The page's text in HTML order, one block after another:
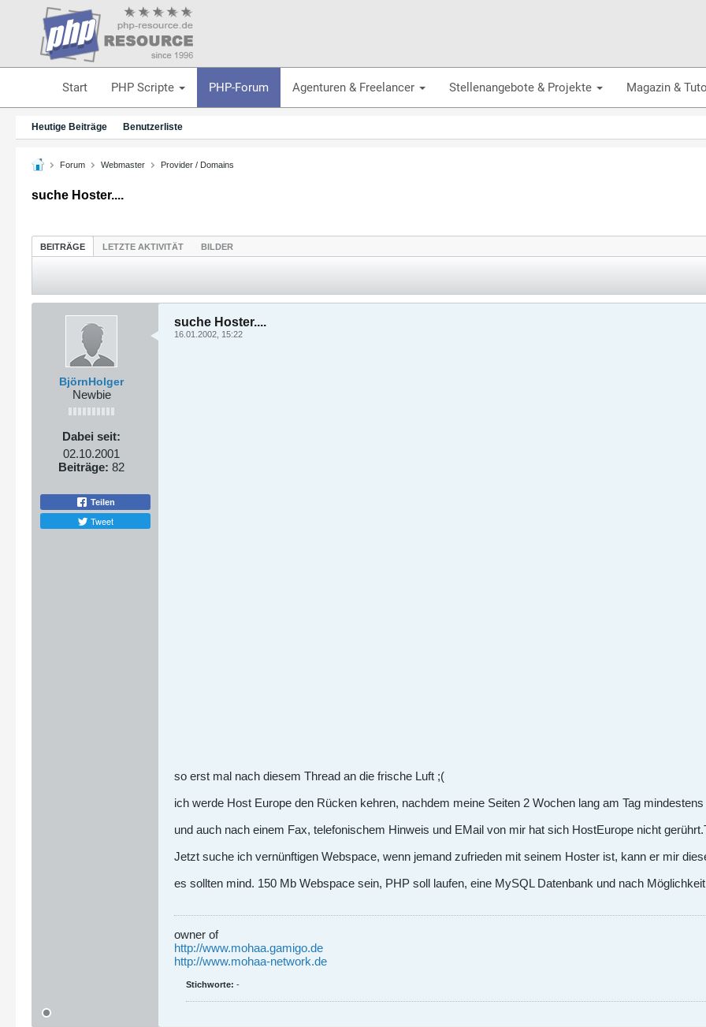
Start PHP Scripte PHP-Forum Agenturen & Freelancer Stellenangebote & Projekte Magazin &
Heutige Beiträge Benutzerliste
Forum Webmaster Provider / Domains
suche Hoster....
BEITRÄGE LETZTE AKTIVITÄT BILDER
BjörnHolger
Newbie
Dabei seit:
02.10.2001
Beiträge: 82
Teilen
Tweet
suche Hoster....
16.01.2002, 15:22
so erst mal nach diesem Thread an die frische Luft ;(
ich werde Host Europe den Rücken kehren, nachdem meine Seiten 2 Wochen lang am Tag
und auch nach einem Fax, telefonischem Hinweis und EMail von mir hat sich HostEurope nicht
Jetzt suche ich vernünftigen Webspace, wenn jemand zufrieden mit seinem Hoster ist, kann er mir
es sollten mind. 150 Mb Webspace sein, PHP soll laufen, eine MySQL Datenbank und nach
owner of
http://www.mohaa.gamigo.de
http://www.mohaa-network.de
Stichworte: -